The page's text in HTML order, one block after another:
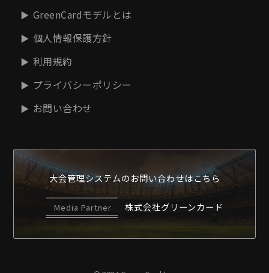
GreenCardモデルとは
個人情報保護方針
利用規約
プライバシーポリシー
お問い合わせ
大会管理システムのお問い合わせはこちら
Media Partner 株式会社グリーンカード